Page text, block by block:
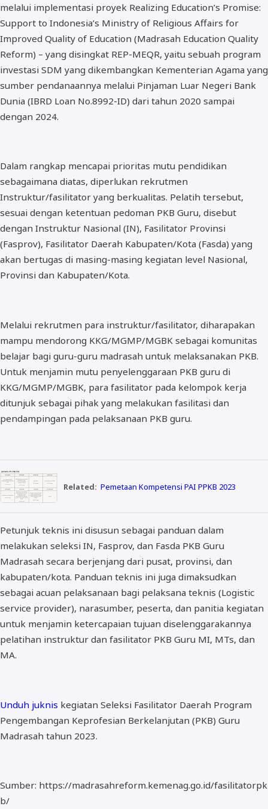
melalui implementasi proyek Realizing Education’s Promise:
Support to Indonesia’s Ministry of Religious Affairs for
Improved Quality of Education (Madrasah Education Quality
Reform) – yang disingkat REP-MEQR, yaitu sebuah program
investasi SDM yang dikembangkan Kementerian Agama yang
sumber pendanaannya melalui Pinjaman Luar Negeri Bank
Dunia (IBRD Loan No.8992-ID) dari tahun 2020 sampai
dengan 2024.
Dalam rangkap mencapai prioritas mutu pendidikan
sebagaimana diatas, diperlukan rekrutmen
Instruktur/fasilitator yang berkualitas. Pelatih tersebut,
sesuai dengan ketentuan pedoman PKB Guru, disebut
dengan Instruktur Nasional (IN), Fasilitator Provinsi
(Fasprov), Fasilitator Daerah Kabupaten/Kota (Fasda) yang
akan bertugas di masing-masing kegiatan level Nasional,
Provinsi dan Kabupaten/Kota.
Melalui rekrutmen para instruktur/fasilitator, diharapakan
mampu mendorong KKG/MGMP/MGBK sebagai komunitas
belajar bagi guru-guru madrasah untuk melaksanakan PKB.
Untuk menjamin mutu penyelenggaraan PKB guru di
KKG/MGMP/MGBK, para fasilitator pada kelompok kerja
ditunjuk sebagai pihak yang melakukan fasilitasi dan
pendampingan pada pelaksanaan PKB guru.
Related: Pemetaan Kompetensi PAI PPKB 2023
Petunjuk teknis ini disusun sebagai panduan dalam
melakukan seleksi IN, Fasprov, dan Fasda PKB Guru
Madrasah secara berjenjang dari pusat, provinsi, dan
kabupaten/kota. Panduan teknis ini juga dimaksudkan
sebagai acuan pelaksanaan bagi pelaksana teknis (Logistic
service provider), narasumber, peserta, dan panitia kegiatan
untuk menjamin ketercapaian tujuan diselenggarakannya
pelatihan instruktur dan fasilitator PKB Guru MI, MTs, dan
MA.
Unduh juknis kegiatan Seleksi Fasilitator Daerah Program
Pengembangan Keprofesian Berkelanjutan (PKB) Guru
Madrasah tahun 2023.
Sumber: https://madrasahreform.kemenag.go.id/fasilitatorpk
b/